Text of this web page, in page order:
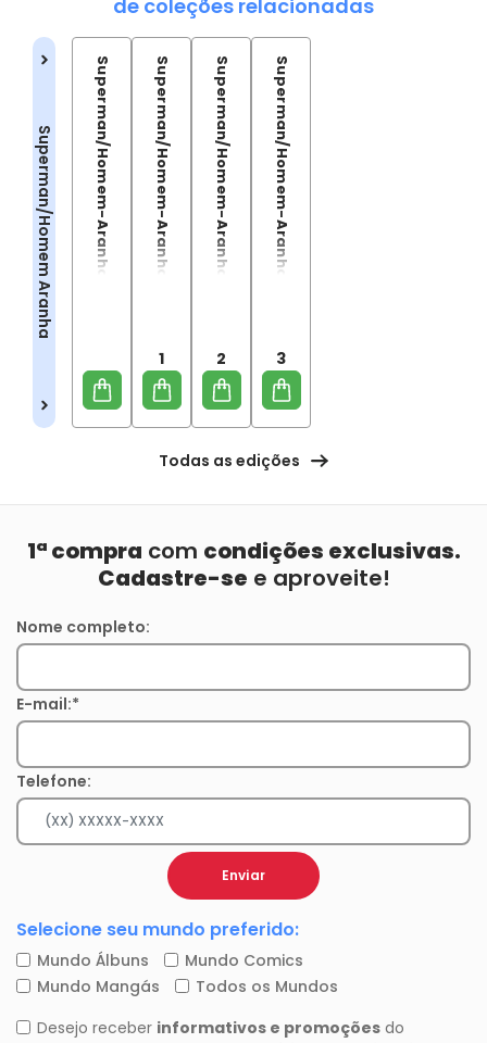
de coleções relacionadas
Superman/Homem AranhaSuperman/Homem-AranhaSuperman/Homem-Aranha - Capa Variante 01
1 Superman/Homem-Aranha - Capa Variante 02
2 Superman/Homem-Aranha - Capa Variante 03
3
Todas as edições